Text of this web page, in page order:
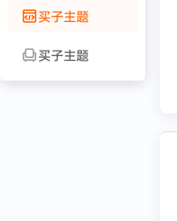
买子主题
买子主题